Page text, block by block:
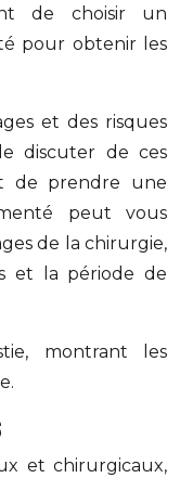
de choisir un
pour obtenir les
et des risques
discuter de ces
de prendre une
peut vous
de la chirurgie,
et la période de
montrant les
et chirurgicaux,